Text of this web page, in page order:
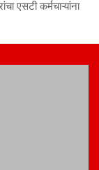
एसटी कर्मचाऱ्यांना